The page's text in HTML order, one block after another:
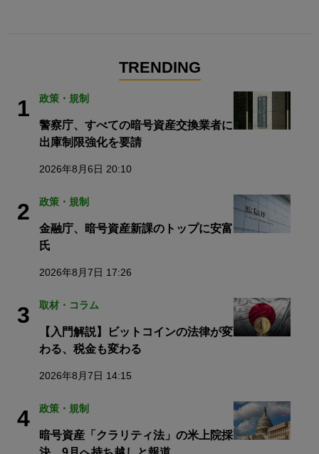
TRENDING
1 政策・規制
警察庁、すべての暗号資産交換業者に
出庫制限強化を要請
2026年8月6日 20:10
2 政策・規制
金融庁、暗号資産新課のトップに安富
氏
2026年8月7日 17:26
3 取材・コラム
【入門解説】ビットコインの法律が変
わる、税金も変わる
2026年8月7日 14:15
4 政策・規制
暗号資産「クラリティ法」の米上院採